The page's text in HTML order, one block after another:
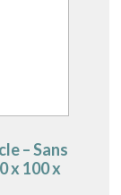
– Sans
x 100 x